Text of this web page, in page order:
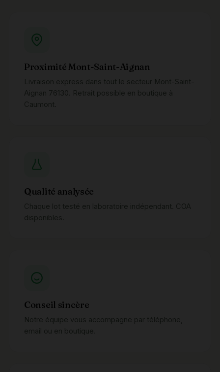
Proximité Mont-Saint-Aignan
Livraison express dans tout le secteur Mont-Saint-
Aignan 76130. Retrait possible en boutique à
Caumont.
Qualité analysée
Chaque lot testé en laboratoire indépendant. COA
disponibles.
Conseil sincère
Notre équipe vous accompagne par téléphone,
email ou en boutique.